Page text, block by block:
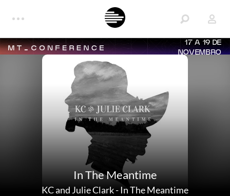
17 A 19 DE
NOVEMBRO
In The Meantime
KC and Julie Clark-In The Meantime